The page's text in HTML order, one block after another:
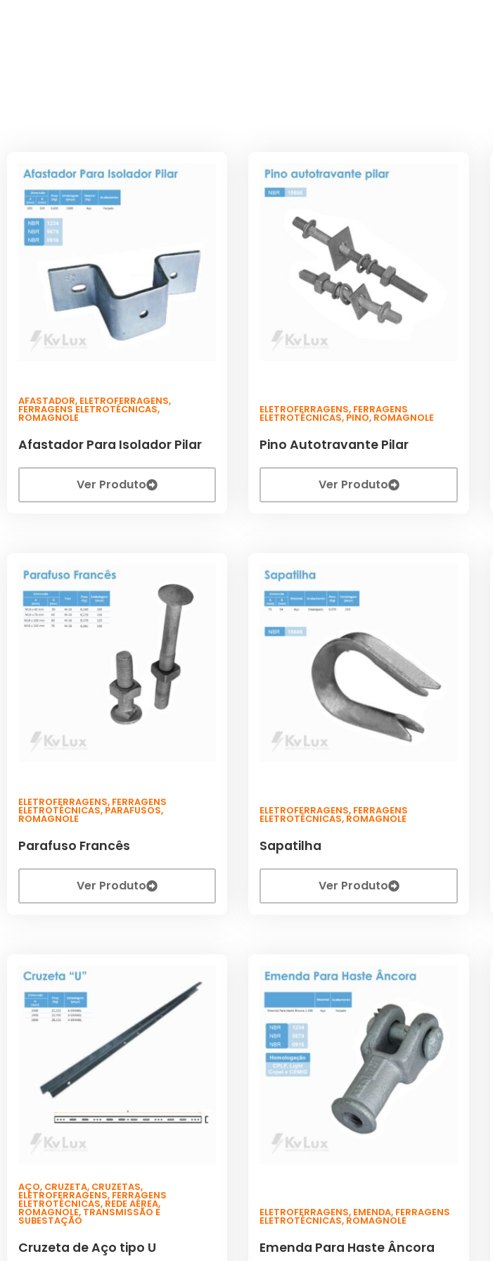
AFASTADOR, ELETROFERRAGENS,
FERRAGENS ELETROTÉCNICAS,
ROMAGNOLE
Afastador Para Isolador Pilar
Ver Produto
ELETROFERRAGENS, FERRAGENS
ELETROTÉCNICAS, PINO, ROMAGNOLE
Pino Autotravante Pilar
Ver Produto
ELETROFERRAGENS, FERRAGENS
ELETROTÉCNICAS, PARAFUSOS,
ROMAGNOLE
Parafuso Francês
Ver Produto
ELETROFERRAGENS, FERRAGENS
ELETROTÉCNICAS, ROMAGNOLE
Sapatilha
Ver Produto
AÇO, CRUZETA, CRUZETAS,
ELETROFERRAGENS, FERRAGENS
ELETROTÉCNICAS, REDE AÉREA,
ROMAGNOLE, TRANSMISSÃO E
SUBESTAÇÃO
Cruzeta de Aço tipo U
ELETROFERRAGENS, EMENDA, FERRAGENS
ELETROTÉCNICAS, ROMAGNOLE
Emenda Para Haste Âncora